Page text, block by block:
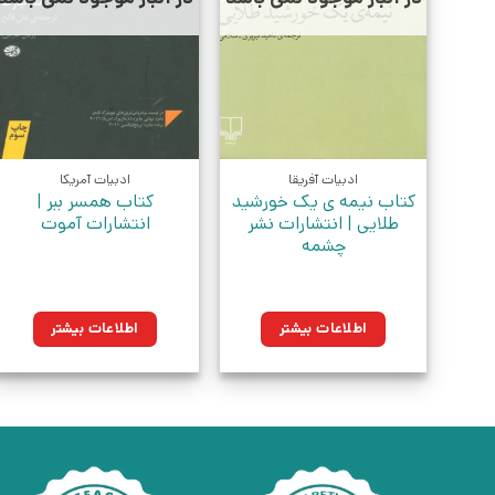
ادبیات آفریقا
کتاب نیمه ی یک خورشید
طلایی | انتشارات نشر
چشمه
اطلاعات بیشتر
ادبیات آمریکا
کتاب همسر ببر |
انتشارات آموت
اطلاعات بیشتر